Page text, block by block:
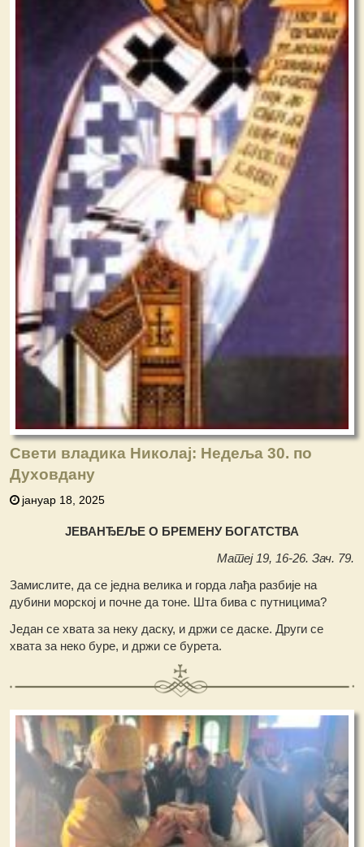
Свети владика Николај: Недеља 30. по
Духовдану
јануар 18, 2025
ЈЕВАНЂЕЉЕ О БРЕМЕНУ БОГАТСТВА
Матеј 19, 16-26. Зач. 79.
Замислите, да се једна велика и горда лађа разбије на
дубини морској и почне да тоне. Шта бива с путницима?
Један се хвата за неку даску, и држи се даске. Други се
хвата за неко буре, и држи се бурета.